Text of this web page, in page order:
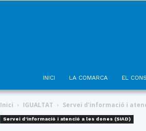
INICI LA COMARCA EL
Inici IGUALTAT Servei d'informació i
Servei d'informació i atenció a les dones (SIAD)